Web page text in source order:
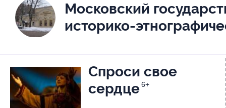
Московский
историко-
Спроси свое
сердце6+